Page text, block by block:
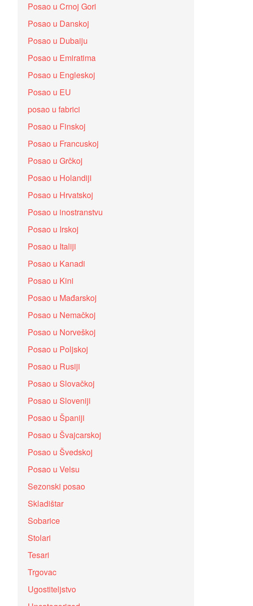
Posao u Crnoj Gori
Posao u Danskoj
Posao u Dubaiju
Posao u Emiratima
Posao u Engleskoj
Posao u EU
posao u fabrici
Posao u Finskoj
Posao u Francuskoj
Posao u Grčkoj
Posao u Holandiji
Posao u Hrvatskoj
Posao u inostranstvu
Posao u Irskoj
Posao u Italiji
Posao u Kanadi
Posao u Kini
Posao u Mađarskoj
Posao u Nemačkoj
Posao u Norveškoj
Posao u Poljskoj
Posao u Rusiji
Posao u Slovačkoj
Posao u Sloveniji
Posao u Španiji
Posao u Švajcarskoj
Posao u Švedskoj
Posao u Velsu
Sezonski posao
Skladištar
Sobarice
Stolari
Tesari
Trgovac
Ugostiteljstvo